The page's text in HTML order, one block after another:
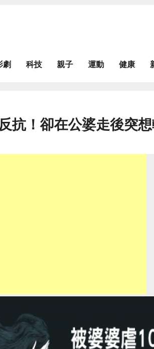
劇 科技 親子 運動 健康
抗！卻在公婆走後突